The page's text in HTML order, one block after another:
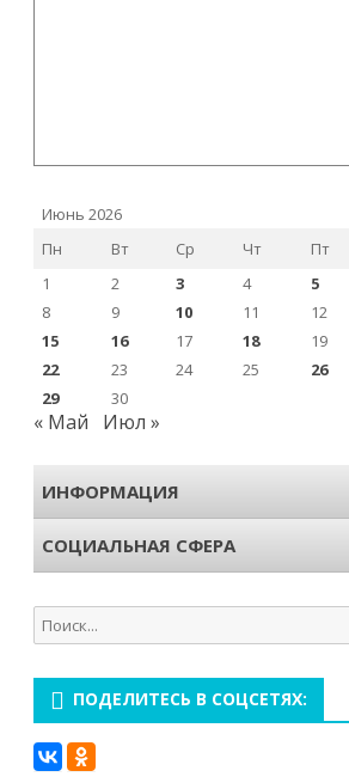
Июнь 2026
Пн
Вт Ср Чт Пт
1
2 3 4 5
8
9 10 11 12
15
16 17 18 19
22
23 24 25 26
29
30
« Май Июл »
ИНФОРМАЦИЯ
СОЦИАЛЬНАЯ СФЕРА
Поиск
для:
ПОДЕЛИТЕСЬ В СОЦСЕТЯХ: